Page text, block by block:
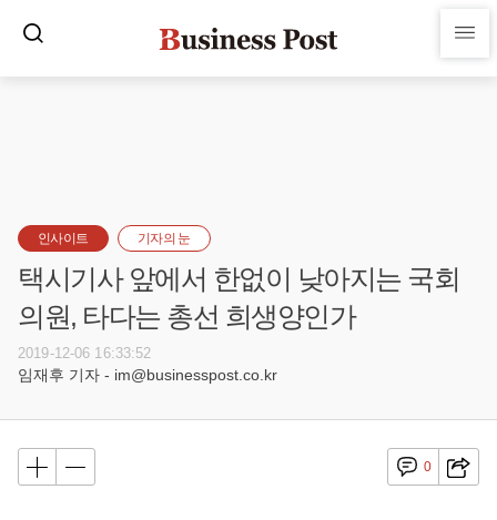
인사이트 기자의 눈
택시기사 앞에서 한없이 낮아지는 국회
의원, 타다는 총선 희생양인가
2019-12-06 16:33:52
임재후 기자 - im@businesspost.co.kr
0